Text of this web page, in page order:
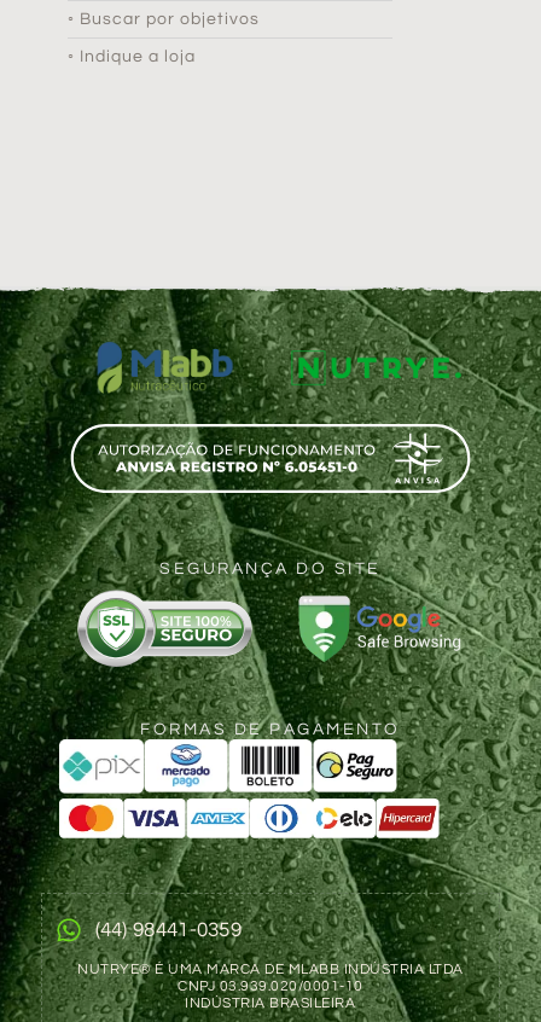
◦ Buscar por objetivos
◦ Indique a loja
SEGURANÇA DO SITE
FORMAS DE PAGAMENTO
(44) 98441-0359
NUTRYE® É UMA MARCA DE MLABB INDÚSTRIA LTDA
CNPJ 03.939.020/0001-10
INDÚSTRIA BRASILEIRA